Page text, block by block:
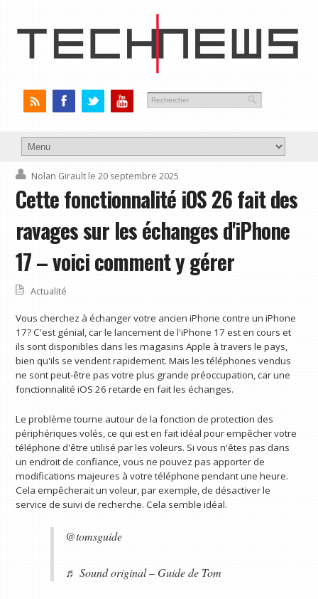
Nolan Girault le 20 septembre 2025
Cette fonctionnalité iOS 26 fait des
ravages sur les échanges d'iPhone
17 – voici comment y gérer
Actualité
Vous cherchez à échanger votre ancien iPhone contre un iPhone
17? C'est génial, car le lancement de l'iPhone 17 est en cours et
ils sont disponibles dans les magasins Apple à travers le pays,
bien qu'ils se vendent rapidement. Mais les téléphones vendus
ne sont peut-être pas votre plus grande préoccupation, car une
fonctionnalité iOS 26 retarde en fait les échanges.
Le problème tourne autour de la fonction de protection des
périphériques volés, ce qui est en fait idéal pour empêcher votre
téléphone d'être utilisé par les voleurs. Si vous n'êtes pas dans
un endroit de confiance, vous ne pouvez pas apporter de
modifications majeures à votre téléphone pendant une heure.
Cela empêcherait un voleur, par exemple, de désactiver le
service de suivi de recherche. Cela semble idéal.
@tomsguide
♬ Sound original – Guide de Tom